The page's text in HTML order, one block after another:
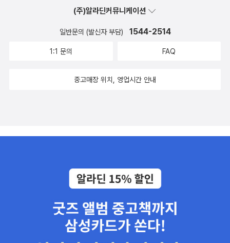
(주)알라딘커뮤니케이션
일반문의 (발신자 부담) 1544-2514
1:1 문의 FAQ
중고매장 위치, 영업시간 안내